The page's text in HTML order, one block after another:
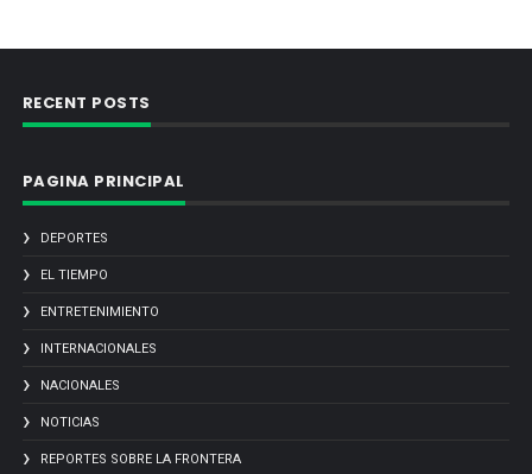
RECENT POSTS
PAGINA PRINCIPAL
DEPORTES
EL TIEMPO
ENTRETENIMIENTO
INTERNACIONALES
NACIONALES
NOTICIAS
REPORTES SOBRE LA FRONTERA